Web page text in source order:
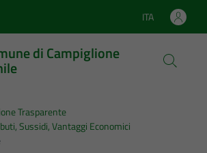
Lingua attiva:
ITA
di Campiglione
Trasparente
Sussidi, Vantaggi Economici